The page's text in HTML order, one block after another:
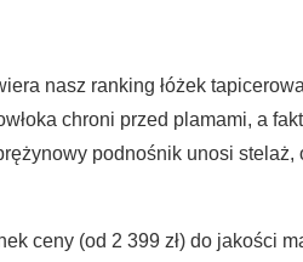
nasz ranking łóżek
chroni przed plamami, a
podnośnik unosi
ceny (od 2 399 zł) do jakości